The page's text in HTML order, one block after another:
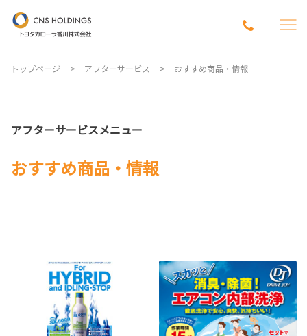
トップページ アフターサービス おすすめ商品・情報
アフターサービスメニュー
おすすめ商品・情報